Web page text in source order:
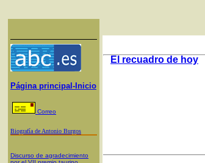
Página principal-Inicio
Correo
Biografía de Antonio Burgos
Discurso de agradecimiento
El recuadro de hoy